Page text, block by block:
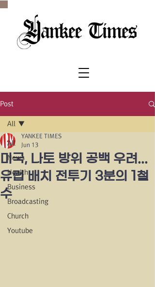
Post
All
News
Health
Business
Broadcasting
Church
Youtube
All
미국, 나토 방위 공백 우려...
유럽 배치 전투기 3분의 1철
수
YANKEE TIMES
Jun 13